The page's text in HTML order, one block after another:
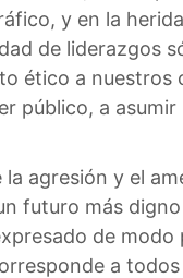
y en la
de liderazgos
ético a
público, a
la agresión y el
futuro más
de
a